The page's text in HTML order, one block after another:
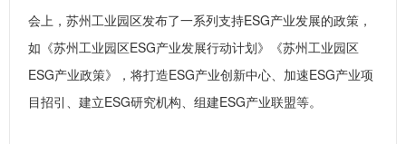
会上，苏州工业园区发布了一系列支持ESG产业发展的政策，
如《苏州工业园区ESG产业发展行动计划》《苏州工业园区
ESG产业政策》，将打造ESG产业创新中心、加速ESG产业项
目招引、建立ESG研究机构、组建ESG产业联盟等。